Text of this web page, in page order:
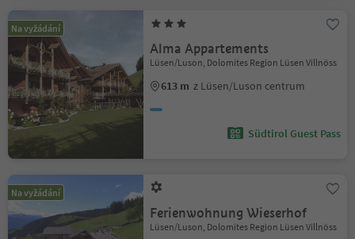
Na vyžádání
Alma Appartements
Lüsen/Luson, Dolomites Region Lüsen Villnöss
613 m z Lüsen/Luson centrum
Südtirol Guest Pass
Na vyžádání
Ferienwohnung Wieserhof
Lüsen/Luson, Dolomites Region Lüsen Villnöss